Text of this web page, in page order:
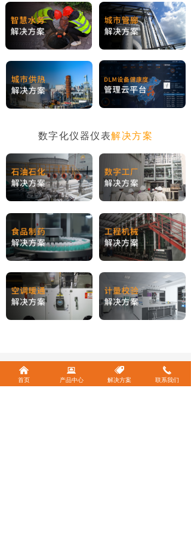
数字化仪器仪表解决方案
낀
首页
뀵
产品中心
뀄
解决方案
끅
联系我们
是否有任何疑问?
铭控的销售代表及工程技术